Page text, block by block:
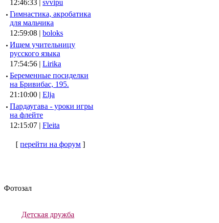
12:46:33 | svvipu
· Гимнастика, акробатика
для мальчика
12:59:08 | boloks
· Ищем учительницу
русского языка
17:54:56 | Lirika
· Беременные посиделки
на Бривибас, 195.
21:10:00 | Elja
· Пардаугава - уроки игры
на флейте
12:15:07 | Fleita
[перейти на форум ]
Фотозал
Детская дружба